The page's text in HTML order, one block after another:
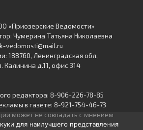
«Приозерские Ведомости»
Чумерина Татьяна Николаевна
vedomosti@mail.ru
188760, Ленинградская обл,
Калинина д.11, офис 314
редактора: 8-906-226-78-85
в газете: 8-921-754-46-73
может не совпадать с мнением
для наилучшего представления